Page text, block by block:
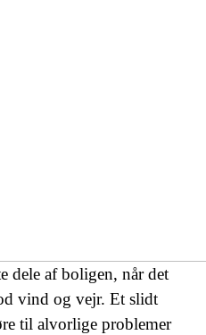
dele af boligen, når det
vind og vejr. Et slidt
til alvorlige problemer